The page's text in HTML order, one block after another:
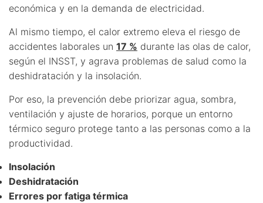
económica y en la demanda de electricidad.
Al mismo tiempo, el calor extremo eleva el riesgo de
accidentes laborales un 17 % durante las olas de calor,
según el INSST, y agrava problemas de salud como la
deshidratación y la insolación.
Por eso, la prevención debe priorizar agua, sombra,
ventilación y ajuste de horarios, porque un entorno
térmico seguro protege tanto a las personas como a la
productividad.
Insolación
Deshidratación
Errores por fatiga térmica